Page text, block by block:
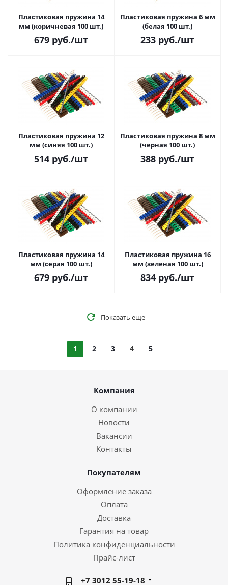
Пластиковая пружина 14
мм (коричневая 100 шт.)
679 руб./шт
Пластиковая пружина 6 мм
(белая 100 шт.)
233 руб./шт
Пластиковая пружина 12
мм (синяя 100 шт.)
514 руб./шт
Пластиковая пружина 8 мм
(черная 100 шт.)
388 руб./шт
Пластиковая пружина 14
мм (серая 100 шт.)
679 руб./шт
Пластиковая пружина 16
мм (зеленая 100 шт.)
834 руб./шт
Показать еще
1 2 3 4 5
Компания
О компании
Новости
Вакансии
Контакты
Покупателям
Оформление заказа
Оплата
Доставка
Гарантия на товар
Политика конфиденциальности
Прайс-лист
+7 3012 55-19-18